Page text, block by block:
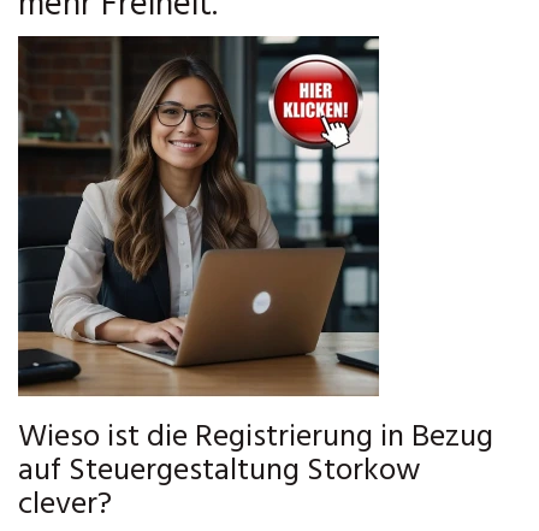
Wieso ist die Registrierung in Bezug
auf Steuergestaltung Storkow
clever?